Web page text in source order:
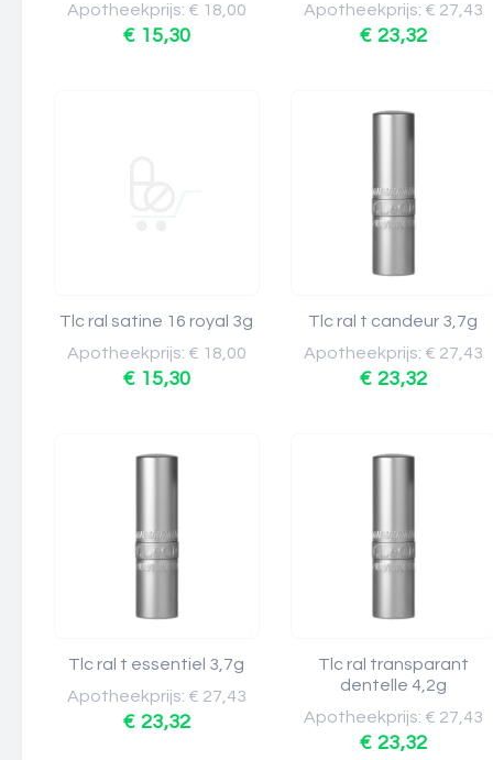
Apotheekprijs: € 18,00
€ 15,30
Apotheekprijs: € 27,43
€ 23,32
Tlc ral satine 16 royal 3g
Apotheekprijs: € 18,00
€ 15,30
Tlc ral t candeur 3,7g
Apotheekprijs: € 27,43
€ 23,32
Tlc ral t essentiel 3,7g
Apotheekprijs: € 27,43
€ 23,32
Tlc ral transparant
dentelle 4,2g
Apotheekprijs: € 27,43
€ 23,32